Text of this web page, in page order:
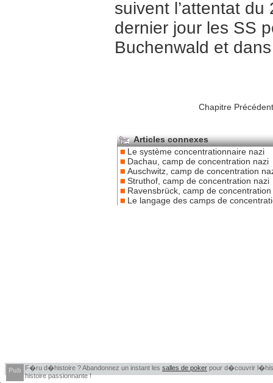
suivent l’attentat
dernier jour les SS
Buchenwald et
Chapitre Précédent
Articles connexes
Le système concentrationnaire nazi
Dachau, camp de concentration nazi
Auschwitz, camp de concentration
Struthof, camp de concentration nazi
Ravensbrück, camp de concentration
Le langage des camps de
Pub F�ru d�histoire ? Abandonnez un instant les salles de poker pour d�couvrir
histoire passionnante !